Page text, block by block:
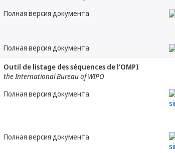
Полная версия документа
Полная версия документа
Outil de listage des séquences de l’OMPI
the International Bureau of WIPO
Полная версия документа
Полная версия документа